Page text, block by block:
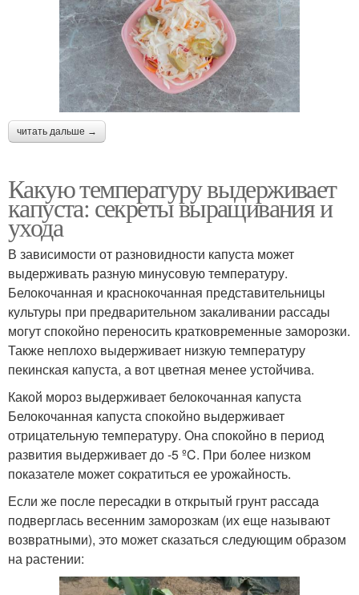
читать дальше →
Какую температуру выдерживает
капуста: секреты выращивания и
ухода
В зависимости от разновидности капуста может
выдерживать разную минусовую температуру.
Белокочанная и краснокочанная представительницы
культуры при предварительном закаливании рассады
могут спокойно переносить кратковременные заморозки.
Также неплохо выдерживает низкую температуру
пекинская капуста, а вот цветная менее устойчива.
Какой мороз выдерживает белокочанная капуста
Белокочанная капуста спокойно выдерживает
отрицательную температуру. Она спокойно в период
развития выдерживает до -5 ºC. При более низком
показателе может сократиться ее урожайность.
Если же после пересадки в открытый грунт рассада
подверглась весенним заморозкам (их еще называют
возвратными), это может сказаться следующим образом
на растении: